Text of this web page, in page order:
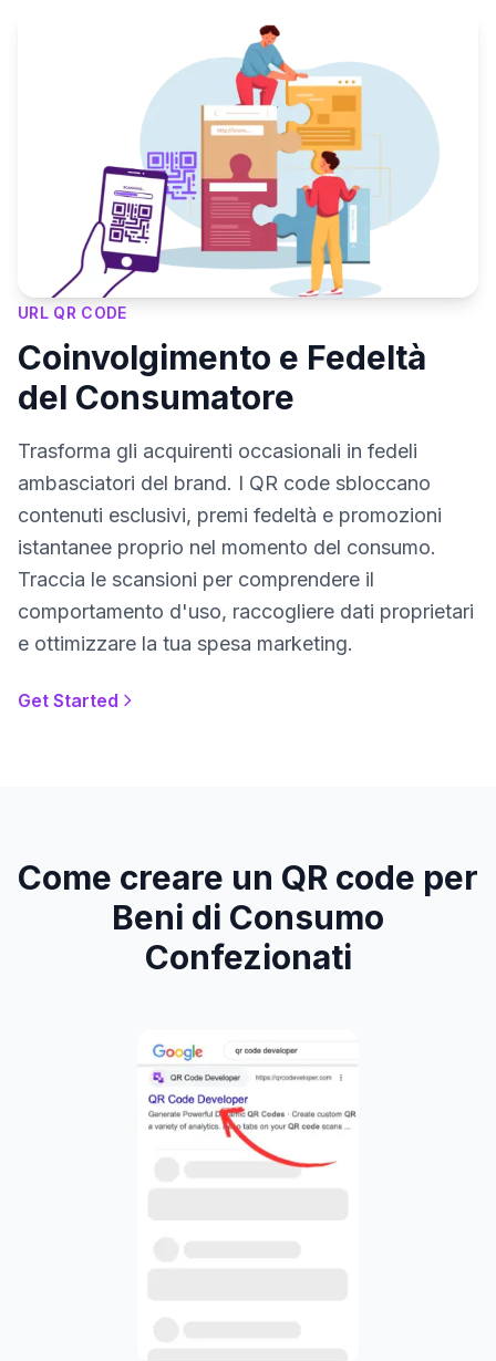
URL QR CODE
Coinvolgimento e Fedeltà
del Consumatore
Trasforma gli acquirenti occasionali in fedeli
ambasciatori del brand. I QR code sbloccano
contenuti esclusivi, premi fedeltà e promozioni
istantanee proprio nel momento del consumo.
Traccia le scansioni per comprendere il
comportamento d'uso, raccogliere dati proprietari
e ottimizzare la tua spesa marketing.
Get Started
Come creare un QR code per
Beni di Consumo
Confezionati